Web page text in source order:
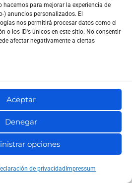
para mejorar la experiencia de
) anuncios personalizados. El
nos permitirá procesar datos como el
o los ID's únicos en este sitio. No consentir
afectar negativamente a ciertas
Aceptar
Denegar
opciones
de privacidad Impressum